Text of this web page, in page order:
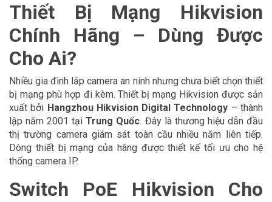
Thiết Bị Mạng Hikvision
Chính Hãng – Dùng Được
Cho Ai?
Nhiều gia đình lắp camera an ninh nhưng chưa biết chọn thiết
bị mạng phù hợp đi kèm. Thiết bị mạng Hikvision được sản
xuất bởi Hangzhou Hikvision Digital Technology – thành
lập năm 2001 tạiTrung Quốc. Đây là thương hiệu dẫn đầu
thị trường camera giám sát toàn cầu nhiều năm liên tiếp.
Dòng thiết bị mạng của hãng được thiết kế tối ưu cho hệ
thống camera IP.
Switch PoE Hikvision Cho